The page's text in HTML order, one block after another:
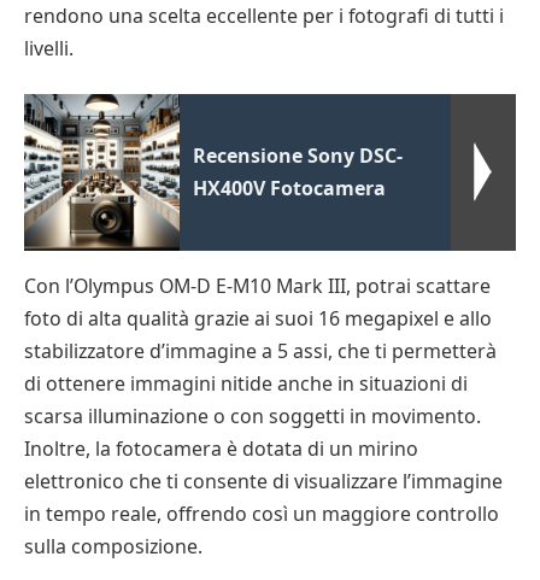
rendono una scelta eccellente per i fotografi di tutti i
livelli.
Recensione Sony DSC-
HX400V Fotocamera
Con l’Olympus OM-D E-M10 Mark III, potrai scattare
foto di alta qualità grazie ai suoi 16 megapixel e allo
stabilizzatore d’immagine a 5 assi, che ti permetterà
di ottenere immagini nitide anche in situazioni di
scarsa illuminazione o con soggetti in movimento.
Inoltre, la fotocamera è dotata di un mirino
elettronico che ti consente di visualizzare l’immagine
in tempo reale, offrendo così un maggiore controllo
sulla composizione.